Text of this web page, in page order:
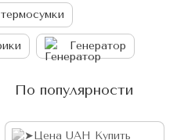
Генератор
По популярности